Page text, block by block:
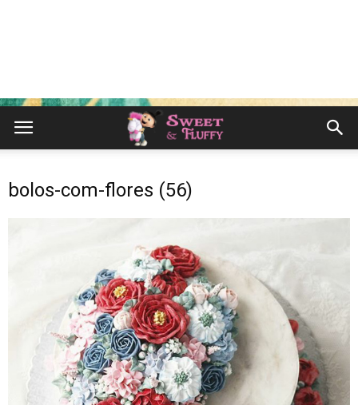
bolos-com-flores (56)